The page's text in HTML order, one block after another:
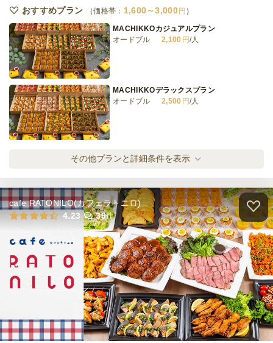
オードブル
※定休日を除く営業日換算
最低ご注文金額 20,000円
おすすめプラン 価格帯： 1,600～3,000円
MACHIKKOカジュアルプラン
オードブル
2,100 円/人
MACHIKKOデラックスプラン
オードブル
2,500 円/人
オードブル
3,000円/人
TAMAGOカジュアルプラン
オードブル
1,600円/人
TAMAGOデラックスプラン
オードブル
2,000円/人
TAMAGOスペシャルプラン
その他プランと詳細条件を表示
cafe RATONILO(カフェラトニロ)
4.23
39件